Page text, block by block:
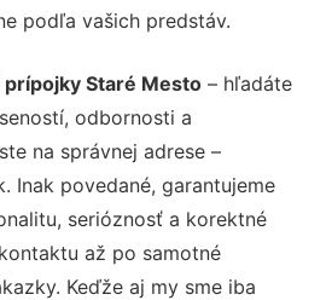
podľa vašich predstáv.
Staré Mesto – hľadáte
odbornosti a
na správnej adrese –
Inak povedané, garantujeme
serióznosť a korektné
až po samotné
Keďže aj my sme iba